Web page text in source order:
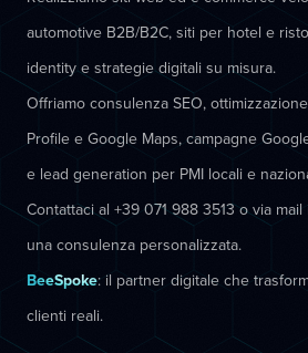
automotive B2B/B2C, siti per hotel e
identity e strategie digitali su misura.
Offriamo consulenza SEO,
Profile e Google Maps, campagne
e lead generation per PMI locali e
Contattaci al +39 071 988 3513 o via
una consulenza personalizzata.
BeeSpoke: il partner digitale che
clienti reali.